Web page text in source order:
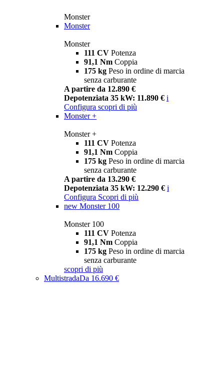
Monster
Monster
Monster
111 CV Potenza
91,1 Nm Coppia
175 kg Peso in ordine di marcia
senza carburante
A partire da 12.890 €
Depotenziata 35 kW: 11.890 € i
Configura scopri di più
Monster +
Monster +
111 CV Potenza
91,1 Nm Coppia
175 kg Peso in ordine di marcia
senza carburante
A partire da 13.290 €
Depotenziata 35 kW: 12.290 € i
Configura Scopri di più
new Monster 100
Monster 100
111 CV Potenza
91,1 Nm Coppia
175 kg Peso in ordine di marcia
senza carburante
scopri di più
MultistradaDa 16.690 €